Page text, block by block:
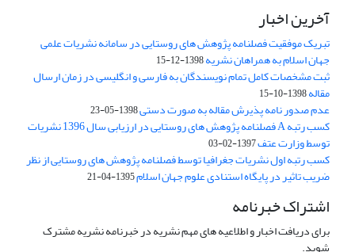
آخرین اخبار
تبریک موفقیت فصلنامه پژوهش های روستایی در سامانه نشریات علمی
جهان اسلام به همراهان نشریه1398-12-15
ثبت مشخصات کامل تمام نویسندگان به فارسی و انگلیسی در زمان ارسال
مقاله1398-10-15
عدم صدور نامه پذیرش مقاله به صورت دستی1398-05-23
کسب رتبه A فصلنامه پژوهش های روستایی در ارزیابی سال 1396 نشریات
توسط وزارت عتف1397-02-03
کسب رتبه اول نشریات جغرافیا توسط فصلنامه پژوهش های روستایی از نظر
ضریب تاثیر در پایگاه استنادی علوم جهان اسلام1395-04-21
اشتراک خبرنامه
برای دریافت اخبار و اطلاعیه های مهم نشریه در خبرنامه نشریه مشترک
شوید.